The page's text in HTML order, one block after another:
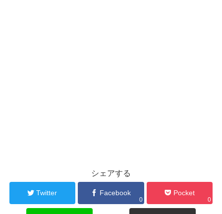
シェアする
Twitter Facebook
0
Pocket
0